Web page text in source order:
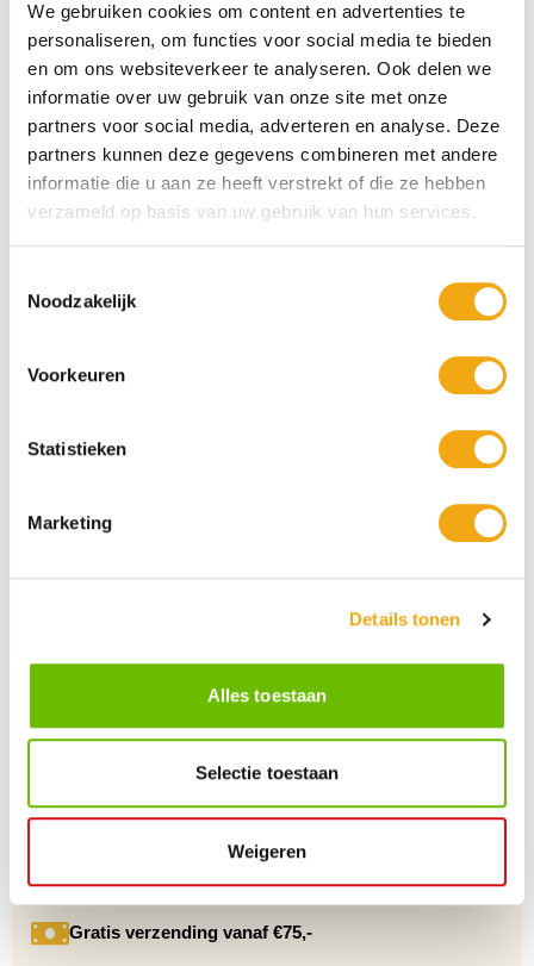
We gebruiken cookies om content en advertenties te
personaliseren, om functies voor social media te bieden
en om ons websiteverkeer te analyseren. Ook delen we
informatie over uw gebruik van onze site met onze
partners voor social media, adverteren en analyse. Deze
partners kunnen deze gegevens combineren met andere
informatie die u aan ze heeft verstrekt of die ze hebben
verzameld op basis van uw gebruik van hun services.
Noodzakelijk
Voorkeuren
Statistieken
Marketing
Details tonen
Alles toestaan
Selectie toestaan
Weigeren
Toch liever een ander merk? We hebben leuke bierpakketten
van verschillende merken, uit verschillende landen en voor vele
gelegenheden, want het is immers altijd leuk om een
te krijgen. Welk pakket is uw favoriet? Shop ze bij
Drankuwel!
Maandag t/m vrijdag van 09.00 tot 16.00 staat onze
+10 Jaar dé drankengroothandel
Gratis verzending vanaf €75,-